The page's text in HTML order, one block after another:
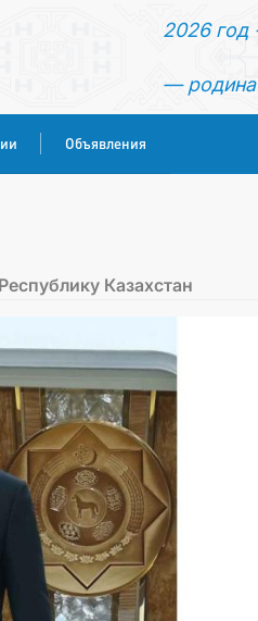
2026 год
— родина
Объявления
ОБ ОРГАНИЗАЦИИ
ОБЪЯВЛЕНИЯ
Казахстан